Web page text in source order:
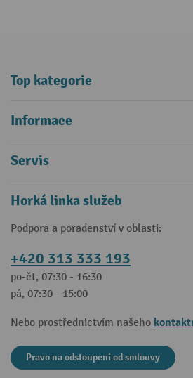
Top kategorie
Informace
Servis
Horká linka služeb
Podpora a poradenství v oblasti:
+420 313 333 193
po-čt, 07:30 - 16:30
pá, 07:30 - 15:00
Nebo prostřednictvím našeho
Pravo na odstoupeni od smlouvy